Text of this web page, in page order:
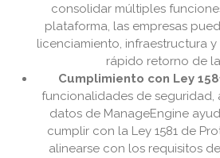
consolidar múltiples
plataforma, las empresas
licenciamiento, infraestructura
rápido retorno de
Cumplimiento con Ley
funcionalidades de seguridad,
datos de ManageEngine
cumplir con la Ley 1581 de
alinearse con los requisitos